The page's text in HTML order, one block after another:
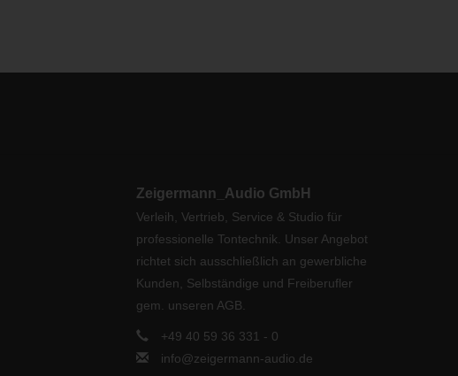
Zeigermann_Audio GmbH
Verleih, Vertrieb, Service & Studio für
professionelle Tontechnik. Unser Angebot
richtet sich ausschließlich an gewerbliche
Kunden, Selbständige und Freiberufler
gem. unseren AGB.
+49 40 59 36 331 - 0
info@zeigermann-audio.de